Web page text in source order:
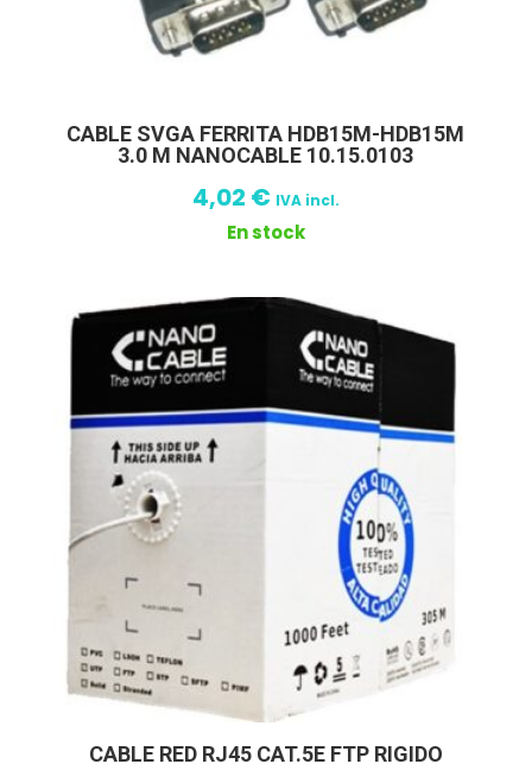
CABLE SVGA FERRITA HDB15M-HDB15M
3.0 M NANOCABLE 10.15.0103
4,02 € IVA incl.
En stock
CABLE RED RJ45 CAT.5E FTP RIGIDO